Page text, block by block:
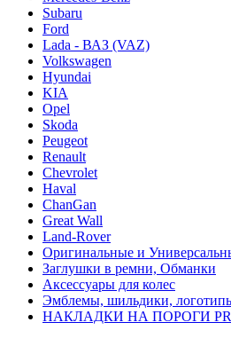
Subaru
Ford
Lada - ВАЗ (VAZ)
Volkswagen
Hyundai
KIA
Opel
Skoda
Peugeot
Renault
Chevrolet
Haval
ChanGan
Great Wall
Land-Rover
Оригинальные и
Заглушки в ремни, Обманки
Аксессуары для колес
Эмблемы, шильдики,
НАКЛАДКИ НА ПОРОГИ